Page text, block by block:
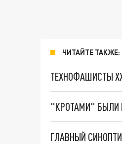
ЧИТАЙТЕ ТАКЖЕ:
ТЕХНОФАШИСТЫ
"КРОТАМИ" БЫЛИ
ГЛАВНЫЙ